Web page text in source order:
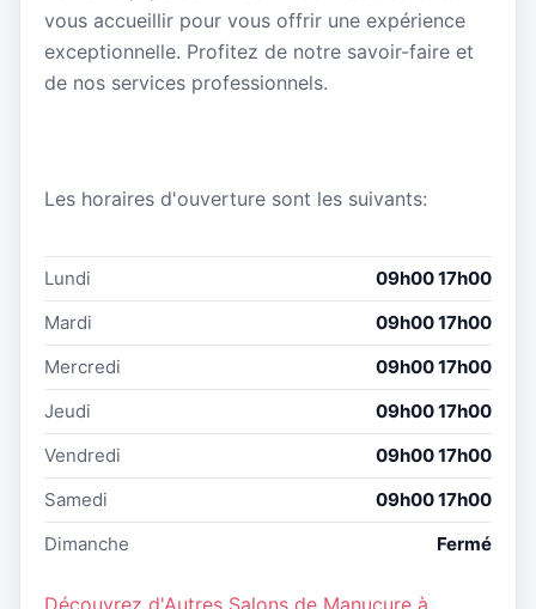
vous accueillir pour vous offrir une expérience
exceptionnelle. Profitez de notre savoir-faire et
de nos services professionnels.
Les horaires d'ouverture sont les suivants:
Lundi
09h00 17h00
Mardi
09h00 17h00
Mercredi
09h00 17h00
Jeudi
09h00 17h00
Vendredi
09h00 17h00
Samedi
09h00 17h00
Dimanche
Fermé